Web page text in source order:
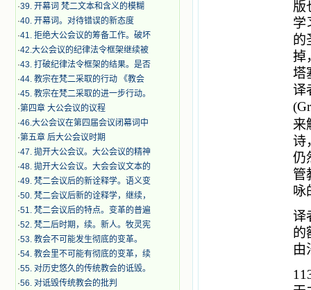
·39. 开幕词 梵二文本和含义的模糊
·40. 开幕词。对待错误的新态度
·41. 拒绝大公会议的筹备工作。破坏
·42.大公会议的纪律法令框架继续被
·43. 打破纪律法令框架的结果。是否
·44. 教宗在梵二采取的行动 《教会
·45. 教宗在梵二采取的进一步行动。
·第四章 大公会议的议程
·46.大公会议在第四届会议闭幕词中
·第五章 后大公会议时期
·47. 拋开大公会议。大公会议的精神
·48. 拋开大公会议。大会会议文本的
·49. 梵二会议后的新诠释学。语义变
·50. 梵二会议后新的诠释学，继续，
·51. 梵二会议后的特点。变革的普遍
·52. 梵二后时期，续。新人。牧灵宪
·53. 教会不可能发生彻底的变革。
·54. 教会里不可能有彻底的变革，续
·55. 对历史悠久的传统教会的诋毁。
·56. 对诋毁传统教会的批判
版
学
的
掉
塔
译
来
诗
仍
管
咏
译
的
由